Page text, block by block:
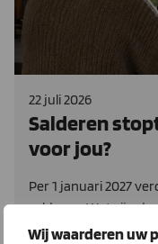
Wij waarderen uw
22 juli 2026
Salderen
voor jou?
Per 1 januari 2027
salderen. Wat zijn
energieleverancier